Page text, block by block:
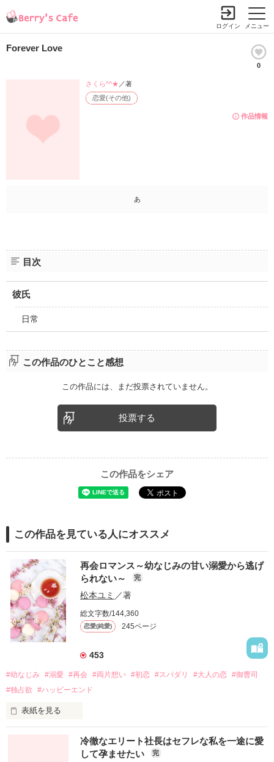
メニュー
ログイン
Forever Love
0
作品情報
恋愛(その他)
さくら^^★ ／著
あ
目次
彼氏
日常
この作品のひとこと感想
この作品には、まだ投票されていません。
投票する
この作品をシェア
この作品を見ている人にオススメ
再会ロマンス～幼なじみの甘い溺愛から逃げ
られない～
完
松本ユミ ／著
総文字数/144,360
恋愛(純愛) 245ページ
453
#幼なじみ #溺愛 #再会 #両片想い #初恋 #スパダリ #大人の恋 #御曹司
#独占欲
#ハッピーエンド
表紙を見る
冷徹なエリート社長はセフレな私を一途に愛
して孕ませたい
完